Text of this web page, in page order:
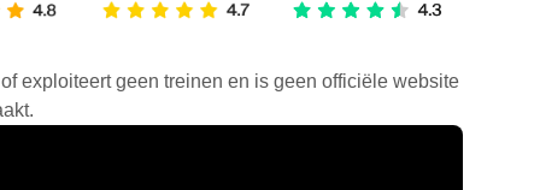
exploiteert geen treinen en is geen officiële website